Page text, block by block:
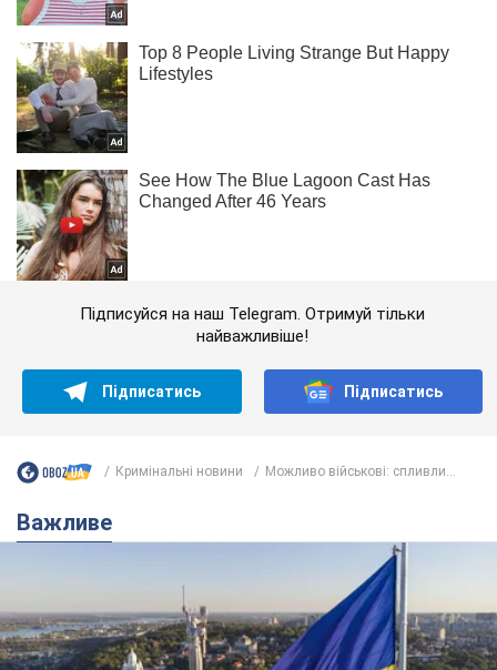
Підписуйся на наш Telegram. Отримуй тільки
найважливіше!
Підписатись Підписатись
Кримінальні новини Можливо військові: спливли...
Важливе